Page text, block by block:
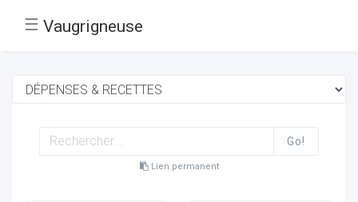
☰ Vaugrigneuse
Go!
Lien permanent